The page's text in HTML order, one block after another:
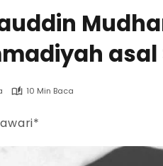
asal
10 Min Baca